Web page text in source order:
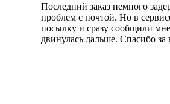
Последний заказ немного
проблем с почтой. Но в
посылку и сразу сообщили
двинулась дальше. Спасибо за